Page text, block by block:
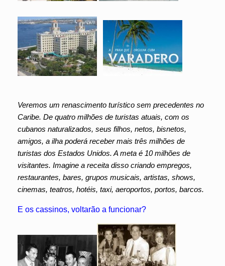
Veremos um renascimento turístico sem precedentes no
Caribe. De quatro milhões de turistas atuais, com os
cubanos naturalizados, seus filhos, netos, bisnetos,
amigos, a ilha poderá receber mais três milhões de
turistas dos Estados Unidos. A meta é 10 milhões de
visitantes. Imagine a receita disso criando empregos,
restaurantes, bares, grupos musicais, artistas, shows,
cinemas, teatros, hotéis, taxi, aeroportos, portos, barcos.
E os cassinos, voltarão a funcionar?